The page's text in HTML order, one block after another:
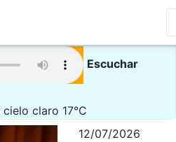
Escuchar
cielo claro 17°C
12/07/2026